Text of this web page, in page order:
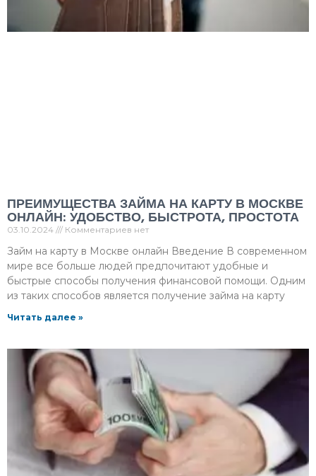
ПРЕИМУЩЕСТВА ЗАЙМА НА КАРТУ В МОСКВЕ
ОНЛАЙН: УДОБСТВО, БЫСТРОТА, ПРОСТОТА
03.10.2024 Комментариев нет
Займ на карту в Москве онлайн Введение В современном
мире все больше людей предпочитают удобные и
быстрые способы получения финансовой помощи. Одним
из таких способов является получение займа на карту
Читать далее »